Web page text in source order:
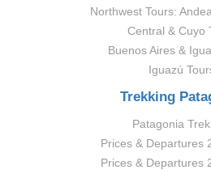
Northwest Tours:
Central & Cuyo
Buenos Aires &
Iguazú
Trekking
Patagonia
Prices & Departures
Prices & Departures